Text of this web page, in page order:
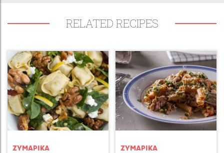
RELATED RECIPES
ΖΥΜΑΡΙΚA ΖΥΜΑΡΙΚA